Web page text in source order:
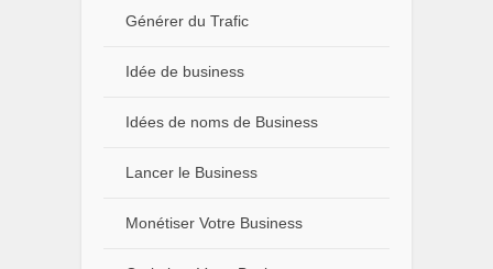
Générer du Trafic
Idée de business
Idées de noms de Business
Lancer le Business
Monétiser Votre Business